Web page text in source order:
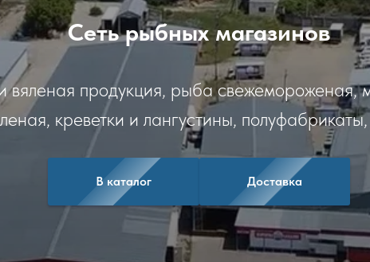
Сеть рыбных магазинов
вяленая продукция, рыба свежемороженая,
креветки и лангустины,
В каталог Доставка